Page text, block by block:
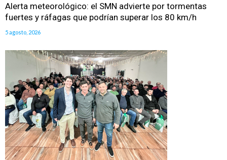
Alerta meteorológico: el SMN advierte por tormentas
fuertes y ráfagas que podrían superar los 80 km/h
5 agosto, 2026